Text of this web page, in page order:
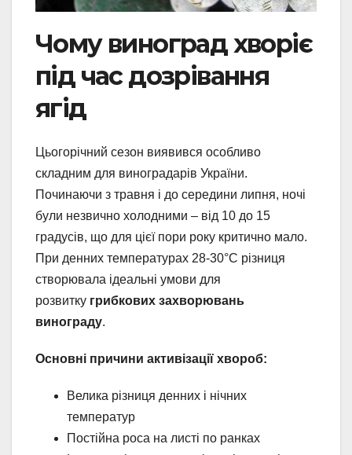
Чому виноград хворіє
під час дозрівання
ягід
Цьогорічний сезон виявився особливо
складним для виноградарів України.
Починаючи з травня і до середини липня, ночі
були незвично холодними – від 10 до 15
градусів, що для цієї пори року критично мало.
При денних температурах 28-30°C різниця
створювала ідеальні умови для
розвитку грибкових захворювань
винограду.
Основні причини активізації хвороб:
Велика різниця денних і нічних
температур
Постійна роса на листі по ранках